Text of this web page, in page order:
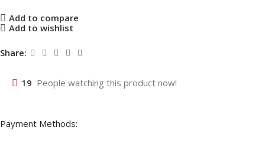
Add to compare
Add to wishlist
Share:
19 People watching this product now!
Payment Methods: